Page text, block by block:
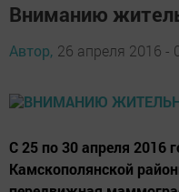
Вниманию
Автор, 26 апреля 2016 -
С 25 по 30 апреля 2016
Камскополянской